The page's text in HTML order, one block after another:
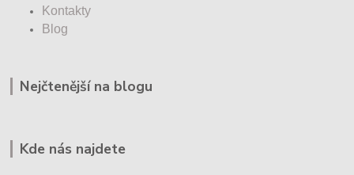
Kontakty
Blog
Nejčtenější na blogu
Kde nás najdete